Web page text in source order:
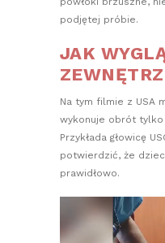
podjętej próbie.
JAK
Na tym filmie z USA
wykonuje obrót tylko
Przykłada głowicę
potwierdzić, że
prawidłowo.
Odtwarzacz